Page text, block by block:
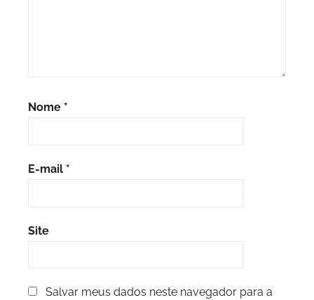
Nome *
E-mail *
Site
Salvar meus dados neste navegador para a